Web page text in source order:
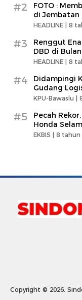
#2
FOTO :
di Jembatan
HEADLINE | 8
#3
Renggut
DBD di
HEADLINE | 8
#4
Didampingi
Gudang
KPU-Bawaslu |
#5
Pecah
Honda
EKBIS | 8 tahun
Copyright © 2026.